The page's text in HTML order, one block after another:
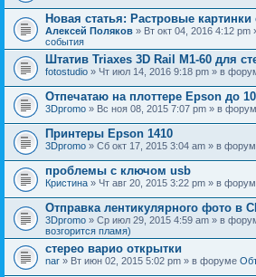
Новая статья: Растровые
Алексей Поляков » Вт окт 04, 2016 4:12
события
Штатив Triaxes 3D Rail M1-60 для
fotostudio » Чт июл 14, 2016 9:18 pm » в
Отпечатаю на плоттере Epson до
3Dpromo » Вс ноя 08, 2015 7:07 pm » в
Принтеры Epson 1410
3Dpromo » Сб окт 17, 2015 3:04 am » в
проблемы с ключом usb
Кристина » Чт авг 20, 2015 3:22 pm » в
Отправка лентикулярного фото в
3Dpromo » Ср июл 29, 2015 4:59 am » в
возгорится пламя)
стерео варио открытки
nar » Вт июн 02, 2015 5:02 pm » в форуме